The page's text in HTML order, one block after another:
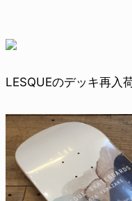
LESQUEのデッキ再入